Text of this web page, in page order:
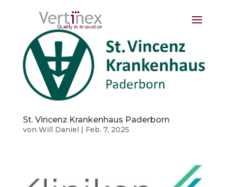
St. Vincenz Krankenhaus Paderborn
von Will Daniel | Feb. 7, 2025